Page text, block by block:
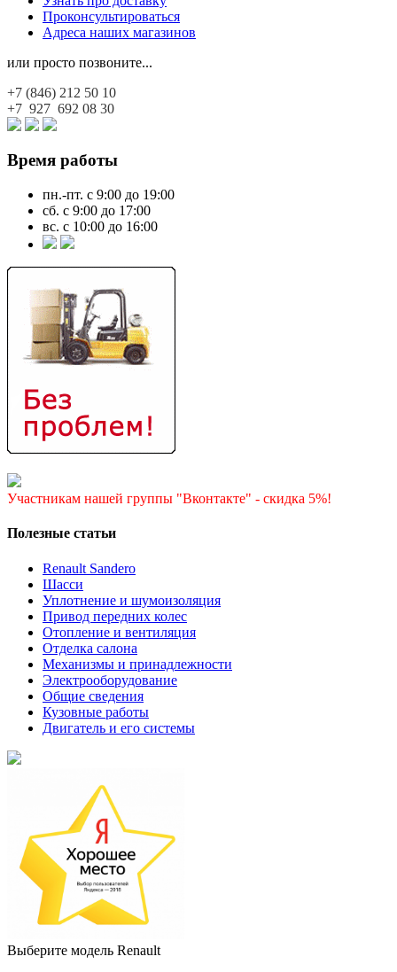
Проконсультироваться
Адреса наших магазинов
или просто позвоните...
+7 (846) 212 50 10
+7 927 692 08 30
Время работы
пн.-пт. с 9:00 до 19:00
сб. с 9:00 до 17:00
вс. с 10:00 до 16:00
Участникам нашей группы "Вконтакте" - скидка 5%!
Полезные статьи
Renault Sandero
Шасси
Уплотнение и шумоизоляция
Привод передних колес
Отопление и вентиляция
Отделка салона
Механизмы и принадлежности
Электрооборудование
Общие сведения
Кузовные работы
Двигатель и его системы
Выберите модель Renault